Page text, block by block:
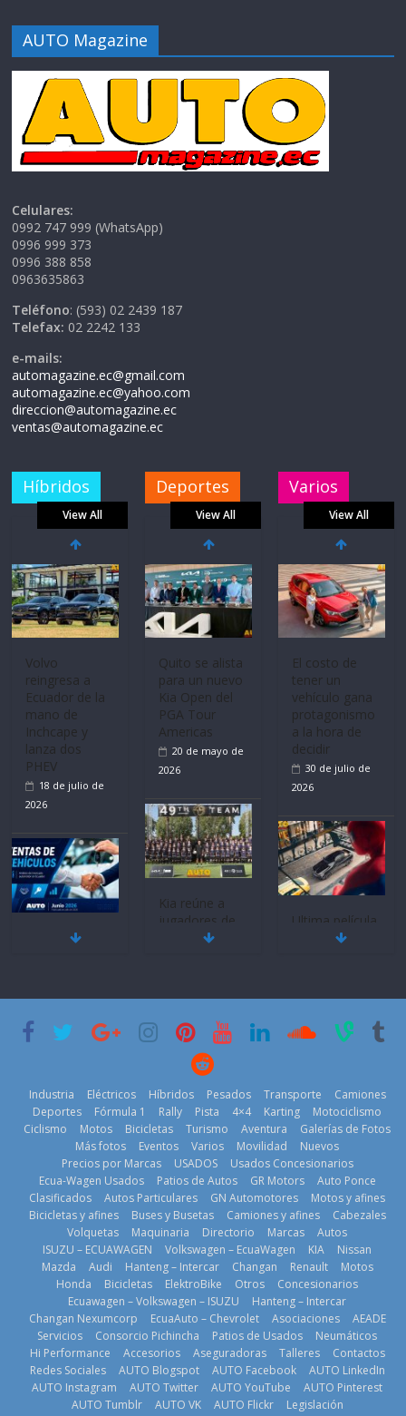
AUTO Magazine
Celulares:
0992 747 999 (WhatsApp)
0996 999 373
0996 388 858
0963635863
Teléfono: (593) 02 2439 187
Telefax: 02 2242 133
e-mails:
automagazine.ec@gmail.com
automagazine.ec@yahoo.com
direccion@automagazine.ec
ventas@automagazine.ec
Híbridos
View All
Mercado
automotor
nacional cierra
su mejor 1er
semestre en la
historia
11 de julio de
2026
Bosch y
renovable
25 de julio de
Nuevo SUV
Honda ZR-V
Advanced
Hybrid para el
mercado local
23 de julio de
Deportes
View All
La FEDAK
recibe 12
Sinotruk
Bolden para
cubrir las rutas
de La Vuelta
31 de julio de
Quito se alista
para un nuevo
2026
Kia reúne a
jugadores de
fútbol de todo
el mundo en
‘Kia OMBC
Cup’
6 de mayo de
2026
Varios
View All
Ultima película
‘Spider‑Man:
Brand New
Day’ pone en
escena a
BMW
29 de julio de
2026
¿Qué puede
pasar con tu
3 de agosto de
La FEDAK
recibe 12
Sinotruk
Bolden para
cubrir las rutas
de La Vuelta
31 de julio de
2026
Industria Eléctricos Híbridos Pesados Transporte
Camiones
Deportes
Fórmula 1 Rally Pista 4×4 Karting
Motociclismo
Ciclismo
Motos Bicicletas Turismo Aventura
Galerías de Fotos
Más fotos
Eventos Varios Movilidad
Nuevos
Precios por Marcas
USADOS
Usados Concesionarios
Ecua-Wagen Usados
Patios de Autos GR Motors
Auto Ponce
Clasificados
Autos Particulares GN Automotores
Motos y afines
Bicicletas y afines
Buses y Busetas Camiones y afines
Cabezales
Volquetas
Maquinaria Directorio Marcas
Autos
ISUZU – ECUAWAGEN
Volkswagen – EcuaWagen KIA
Nissan
Mazda
Audi Hanteng – Intercar Changan Renault
Motos
Honda
Bicicletas ElektroBike Otros
Concesionarios
Ecuawagen – Volkswagen – ISUZU
Hanteng – Intercar
Changan Nexumcorp
EcuaAuto – Chevrolet Asociaciones
AEADE
Servicios
Consorcio Pichincha Patios de Usados
Neumáticos
Hi Performance
Accesorios Aseguradoras Talleres
Contactos
Redes Sociales
AUTO Blogspot AUTO Facebook
AUTO LinkedIn
AUTO Instagram
AUTO Twitter AUTO YouTube
AUTO Pinterest
AUTO Tumblr
AUTO VK AUTO Flickr Legislación